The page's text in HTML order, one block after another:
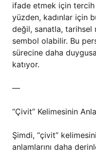
ifade etmek için
yüzden, kadınlar için
değil, sanatla,
sembol olabilir. Bu
sürecine daha
katıyor.
—
“Çivit” Kelimesinin
Şimdi, “çivit”
anlamlarını daha